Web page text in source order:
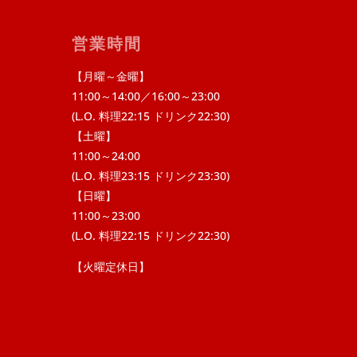
営業時間
【月曜～金曜】
11:00～14:00／16:00～23:00
(L.O. 料理22:15 ドリンク22:30)
【土曜】
11:00～24:00
(L.O. 料理23:15 ドリンク23:30)
【日曜】
11:00～23:00
(L.O. 料理22:15 ドリンク22:30)
【火曜定休日】